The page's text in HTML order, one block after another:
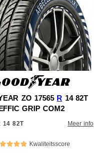
ZO 17565 R 14 82T
GRIP COM2
14 82T Meer info
Kwaliteitsscore